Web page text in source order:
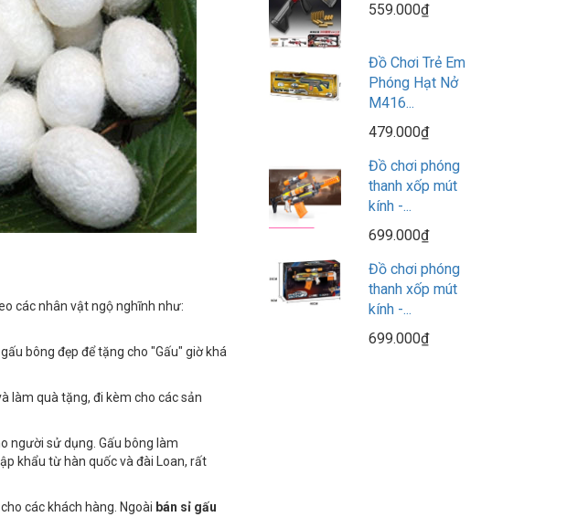
các nhân vật ngộ nghĩnh như:
bông đẹp để tặng cho "Gấu" giờ khá
làm quà tặng, đi kèm cho các sản
người sử dụng. Gấu bông làm
khẩu từ hàn quốc và đài Loan, rất
các khách hàng. Ngoài bán sỉ gấu
559.000₫
Đồ Chơi Trẻ Em
Phóng Hạt Nở
M416...
479.000₫
Đồ chơi phóng
thanh xốp mút
kính -...
699.000₫
Đồ chơi phóng
thanh xốp mút
kính -...
699.000₫